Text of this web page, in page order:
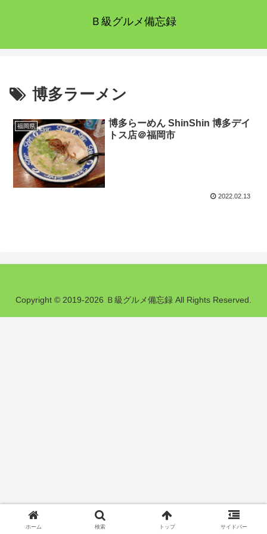
Ｂ級グルメ備忘録
博多ラーメン
福岡県
博多らーめん ShinShin 博多デイ
トス店＠福岡市
2022.02.13
Copyright © 2019-2026 Ｂ級グルメ備忘録 All Rights Reserved.
ホーム 検索 トップ サイドバー